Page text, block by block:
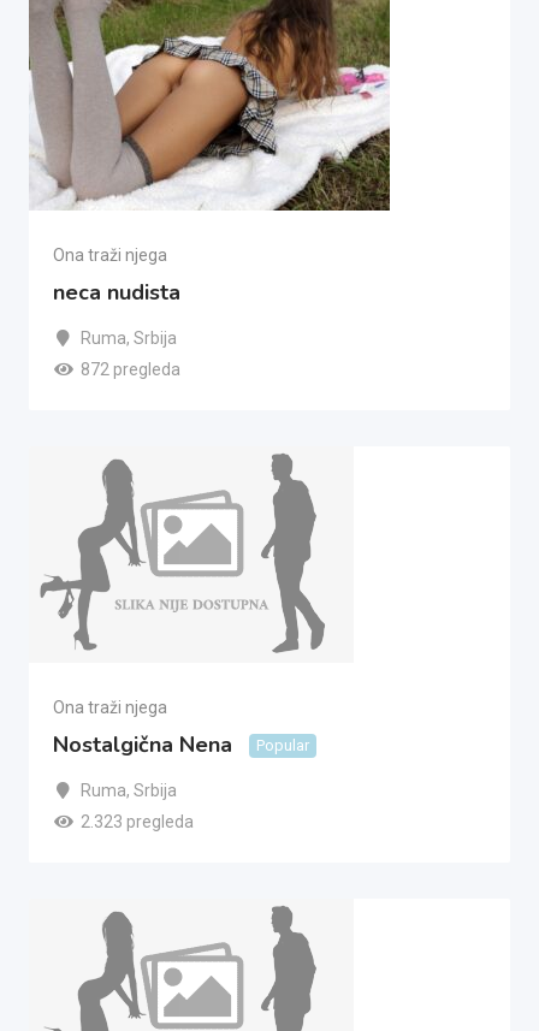
Ona traži njega
neca nudista
Ruma, Srbija
872 pregleda
Ona traži njega
Nostalgična Nena Popular
Ruma, Srbija
2.323 pregleda